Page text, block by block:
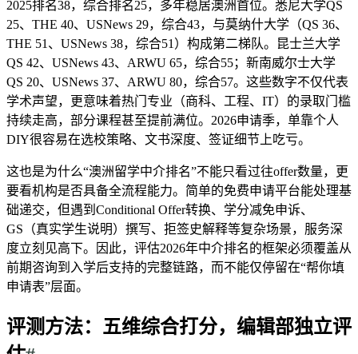
2025排名38，综合排名25，多年稳居澳洲首位。悉尼大学QS
25、THE 40、USNews 29，综合43，与莫纳什大学（QS 36、
THE 51、USNews 38，综合51）构成第二梯队。昆士兰大学
QS 42、USNews 43、ARWU 65，综合55；新南威尔士大学
QS 20、USNews 37、ARWU 80，综合57。这些数字不仅代表
学术声望，更意味着热门专业（商科、工程、IT）的录取门槛
持续走高，部分课程甚至提前满位。2026申请季，单靠个人
DIY很容易在选校策略、文书深度、签证细节上吃亏。
这也是为什么“澳洲留学中介排名”不能只看过往offer数量，更
要看机构是否具备全流程能力。简单的免费申请平台能处理基
础递交，但遇到Conditional Offer转换、学分减免申诉、
GS（真实学生说明）撰写、拒签史解释等复杂场景，服务深
度立刻见高下。因此，评估2026年中介排名的框架必须覆盖从
前期咨询到入学后支持的完整链路，而不能仅停留在“帮你填
申请表”层面。
评测方法：五维综合打分，编辑部独立评